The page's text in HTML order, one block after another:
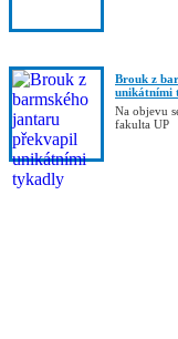
Brouk z
unikátními
Na objevu
fakulta UP